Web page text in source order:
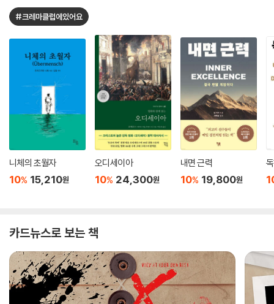
#크레마클럽에있어요
니체의 초월자
10% 15,210원
오디세이아
10% 24,300원
내면 근력
10% 19,800원
카드뉴스로 보는 책